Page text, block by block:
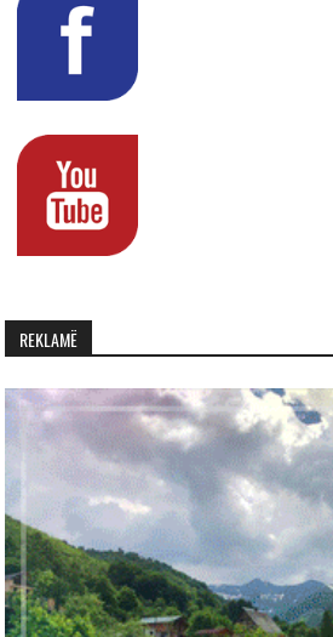
REKLAMË